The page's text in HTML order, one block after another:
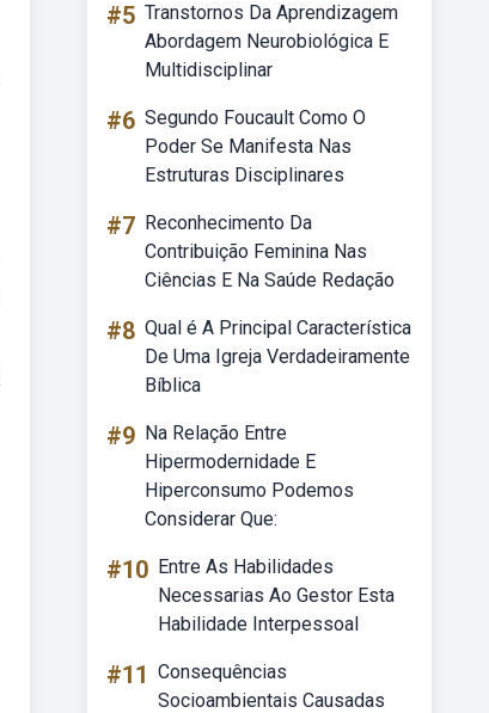
#5 Transtornos Da Aprendizagem
Abordagem Neurobiológica E
Multidisciplinar
#6 Segundo Foucault Como O
Poder Se Manifesta Nas
Estruturas Disciplinares
#7 Reconhecimento Da
Contribuição Feminina Nas
Ciências E Na Saúde Redação
#8 Qual é A Principal Característica
De Uma Igreja Verdadeiramente
Bíblica
#9 Na Relação Entre
Hipermodernidade E
Hiperconsumo Podemos
Considerar Que:
#10 Entre As Habilidades
Necessarias Ao Gestor Esta
Habilidade Interpessoal
#11 Consequências
Socioambientais Causadas